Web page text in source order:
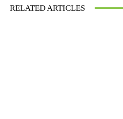
RELATED ARTICLES